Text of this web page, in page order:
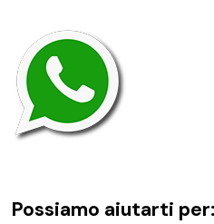
Possiamo aiutarti per: